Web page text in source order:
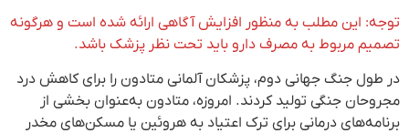
توجه: این مطلب به منظور افزایش آگاهی ارائه شده است و هرگونه
تصمیم مربوط به مصرف دارو باید تحت نظر پزشک باشد.
در طول جنگ جهانی دوم، پزشکان آلمانی متادون را برای کاهش درد
مجروحان جنگی تولید کردند. امروزه، متادون به‌عنوان بخشی از
برنامه‌های درمانی برای ترک اعتیاد به هروئین یا مسکن‌های مخدر